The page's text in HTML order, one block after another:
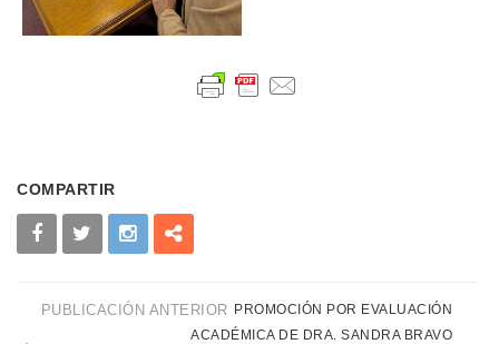
COMPARTIR
PUBLICACIÓN ANTERIOR PROMOCIÓN POR EVALUACIÓN
ACADÉMICA DE DRA. SANDRA BRAVO